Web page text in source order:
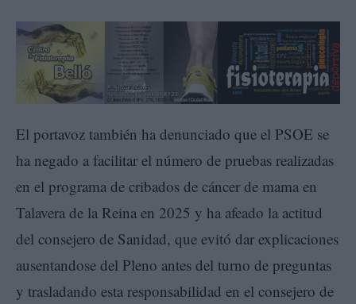
El portavoz también ha denunciado que el PSOE se
ha negado a facilitar el número de pruebas realizadas
en el programa de cribados de cáncer de mama en
Talavera de la Reina en 2025 y ha afeado la actitud
del consejero de Sanidad, que evitó dar explicaciones
ausentandose del Pleno antes del turno de preguntas
y trasladando esta responsabilidad en el consejero de